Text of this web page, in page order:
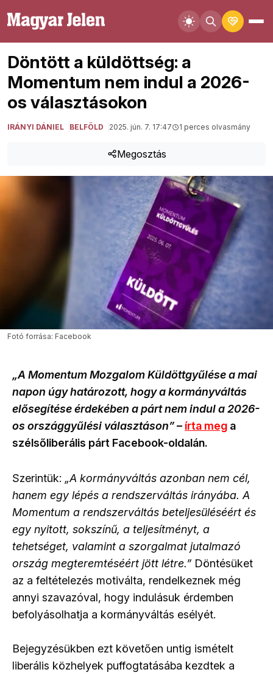
Döntött a küldöttség: a
Momentum nem indul a 2026-
os választásokon
IRÁNYI DÁNIEL BELFÖLD 2025. jún. 7. 17:47 1 perces olvasmány
Megosztás
Fotó forrása: Facebook
„A Momentum Mozgalom Küldöttgyűlése a mai
napon úgy határozott, hogy a kormányváltás
elősegítése érdekében a párt nem indul a 2026-
os országgyűlési választáson”– írta meg a
szélsőliberális párt Facebook-oldalán.
Szerintük: „A kormányváltás azonban nem cél,
hanem egy lépés a rendszerváltás irányába. A
Momentum a rendszerváltás beteljesüléséért és
egy nyitott, sokszínű, a teljesítményt, a
tehetséget, valamint a szorgalmat jutalmazó
ország megteremtéséért jött létre.” Döntésüket
az a feltételezés motiválta, rendelkeznek még
annyi szavazóval, hogy indulásuk érdemben
befolyásolhatja a kormányváltás esélyét.
Bejegyzésükben ezt követően untig ismételt
liberális közhelyek puffogtatásába kezdtek a